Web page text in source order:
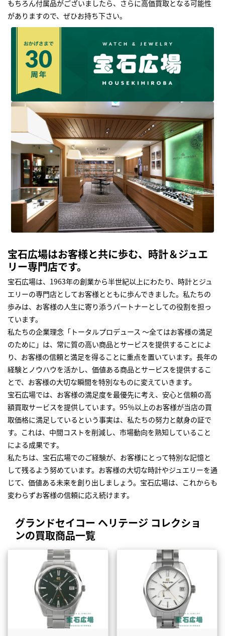
もちろん付属品がございましたら、さらに高価買取となる可能性
がありますので、ぜひお持ち下さい｡
宝石広場はお客様と共に歩む、時計＆ジュエ
リー専門店です。
宝石広場は、1963年の創業から半世紀以上にわたり、時計とジュ
エリーの専門店としてお客様とともに歩んできました。私たちの
歩みは、お客様の人生に寄り添うパートナーとしての役割を担っ
ています。
私たちの企業理念「トータルプロデュース ～全てはお客様の満足
のために」は、常に質の高い商品とサービスを提供することによ
り、お客様の信頼と満足を得ることに重点を置いています。長年の
経験とノウハウを活かし、価値ある商品とサービスを提供するこ
とで、お客様の大切な瞬間を特別なものに変えていきます。
宝石広場では、お客様の満足度を最優先に考え、安心と信頼の高
額買取サービスを提供しています。95％以上のお客様が当店の買
取価格に満足しているという事実は、私たちの努力と献身の証で
す。これは、中間コストを削減し、市場動向を熟知していること
による成果です。
私たちは、宝石広場でのご経験が、お客様にとって特別な記憶と
して残るよう努めています。お客様の大切な時計やジュエリーを通
じて、価値ある未来を創り出しましょう。宝石広場は、これからも
変わらずお客様の信頼に応え続けます。
グランドセイコー ヘリテージ コレクショ
ンの買取商品一覧